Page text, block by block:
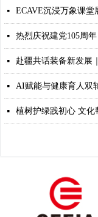
넷 ECAVE沉浸万象课
넷 热烈庆祝建党105周年
넷 赴疆共话装备新发展
넷
넷 植树护绿践初心 文化